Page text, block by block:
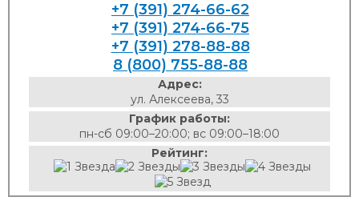
+7 (391) 274-66-62
+7 (391) 274-66-75
+7 (391) 278-88-88
8 (800) 755-88-88
Адрес:
ул. Алексеева, 33
График работы:
пн-сб 09:00–20:00; вс 09:00–18:00
Рейтинг: